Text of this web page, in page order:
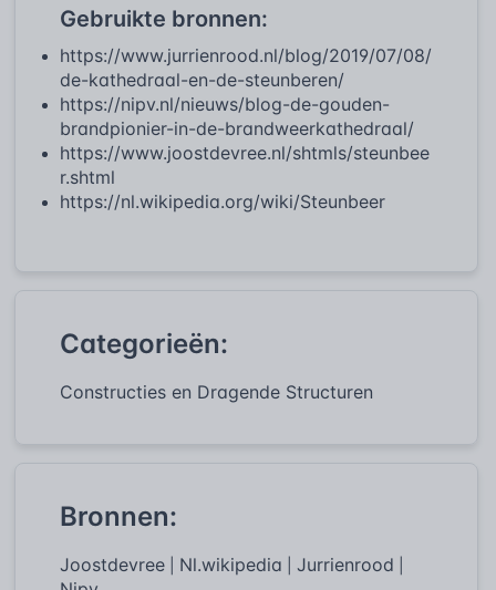
Gebruikte bronnen:
https://www.jurrienrood.nl/blog/2019/07/08/
de-kathedraal-en-de-steunberen/
https://nipv.nl/nieuws/blog-de-gouden-
brandpionier-in-de-brandweerkathedraal/
https://www.joostdevree.nl/shtmls/steunbee
r.shtml
https://nl.wikipedia.org/wiki/Steunbeer
Categorieën:
Constructies en Dragende Structuren
Bronnen:
Joostdevree Nl.wikipedia Jurrienrood